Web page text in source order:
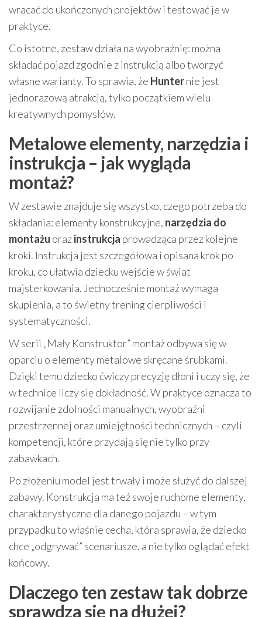
wracać do ukończonych projektów i testować je w
praktyce.
Co istotne, zestaw działa na wyobraźnię: można
składać pojazd zgodnie z instrukcją albo tworzyć
własne warianty. To sprawia, że Hunternie jest
jednorazową atrakcją, tylko początkiem wielu
kreatywnych pomysłów.
Metalowe elementy, narzędzia i
instrukcja – jak wygląda
montaż?
W zestawie znajduje się wszystko, czego potrzeba do
składania: elementy konstrukcyjne, narzędzia do
montażu orazinstrukcja prowadząca przez kolejne
kroki. Instrukcja jest szczegółowa i opisana krok po
kroku, co ułatwia dziecku wejście w świat
majsterkowania. Jednocześnie montaż wymaga
skupienia, a to świetny trening cierpliwości i
systematyczności.
W serii „Mały Konstruktor” montaż odbywa się w
oparciu o elementy metalowe skręcane śrubkami.
Dzięki temu dziecko ćwiczy precyzję dłoni i uczy się, że
w technice liczy się dokładność. W praktyce oznacza to
rozwijanie zdolności manualnych, wyobraźni
przestrzennej oraz umiejętności technicznych – czyli
kompetencji, które przydają się nie tylko przy
zabawkach.
Po złożeniu model jest trwały i może służyć do dalszej
zabawy. Konstrukcja ma też swoje ruchome elementy,
charakterystyczne dla danego pojazdu – w tym
przypadku to właśnie cecha, która sprawia, że dziecko
chce „odgrywać” scenariusze, a nie tylko oglądać efekt
końcowy.
Dlaczego ten zestaw tak dobrze
sprawdza się na dłużej?